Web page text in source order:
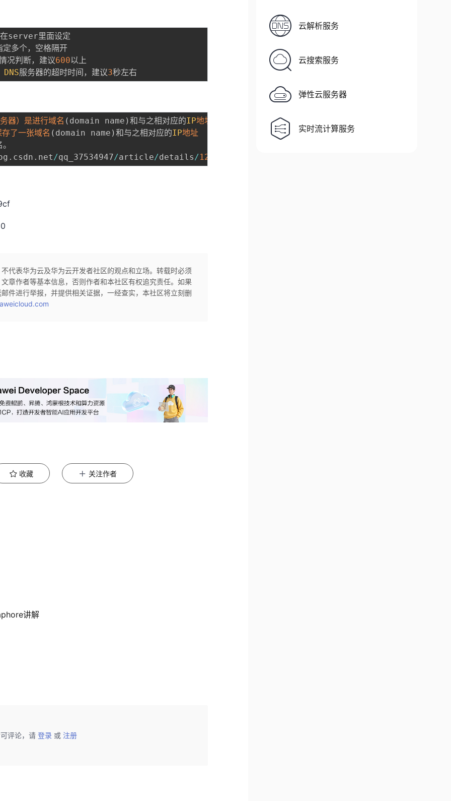
server里面设定
定多个，空格隔开
况判断，建议600以上
DNS服务器的超时时间，建议3
器）是进行域名 ( domain name )和与之相对应的IP地址
存了一张域名 ( domain name )和与之相对应的IP地址
。
. csdn . net /qq_37534947/article/details /120399336
代表华为云及华为云开发者社区的观点和立场。转载时必须
章作者等基本信息，否则作者和本社区有权追究责任。如果
件进行举报，并提供相关证据，一经查实，本社区将立刻删
收藏 关注作者
讲解
评论，请 登录 或 注册
云解析服务
云搜索服务
弹性云服务器
实时流计算服务